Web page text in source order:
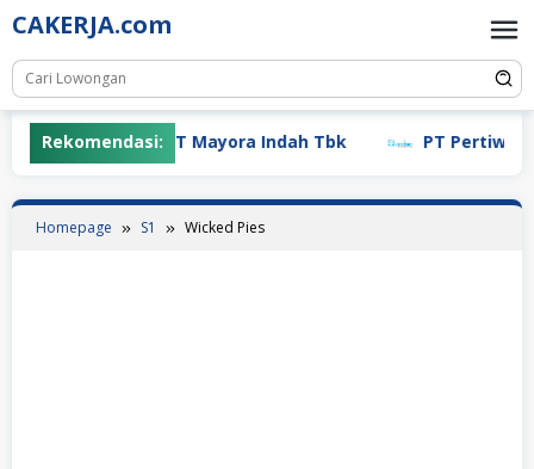
Skip
to
content
CAKERJA.com
Rekomendasi:PT Mayora Indah Tbk PT Pertiwi
Homepage S1 Wicked Pies